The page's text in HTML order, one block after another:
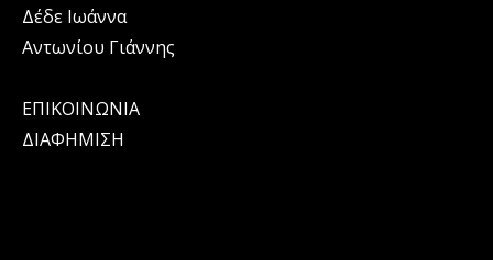
Δέδε Ιωάννα
Αντωνίου Γιάννης
ΕΠΙΚΟΙΝΩΝΙΑ
ΔΙΑΦΗΜΙΣΗ